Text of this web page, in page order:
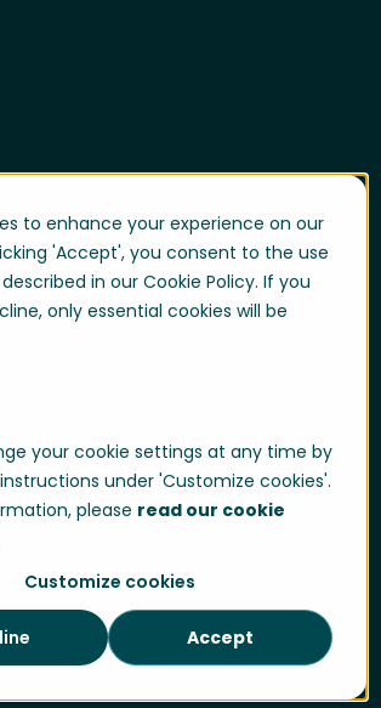
to enhance your experience on our
'Accept', you consent to the use
in our Cookie Policy. If you
only essential cookies will be
your cookie settings at any time by
under 'Customize cookies'.
please read our cookie
Customize cookies
Accept